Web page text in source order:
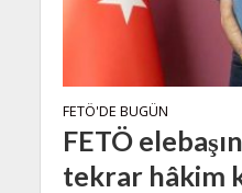
FETÖ'DE BUGÜN
FETÖ
tekrar hâkim